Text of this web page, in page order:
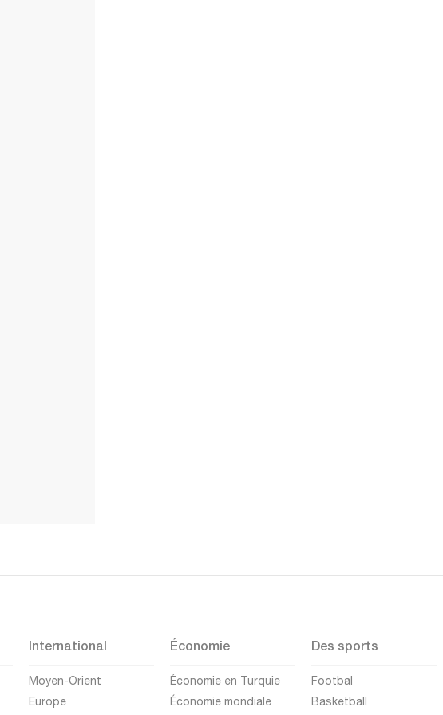
International
Moyen-Orient
Europe
Économie
Économie en Turquie
Économie mondiale
Des sports
Footbal
Basketball